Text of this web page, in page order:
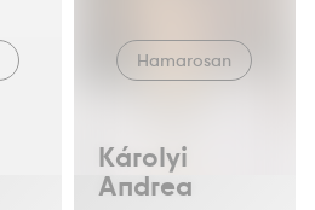
Károlyi
Andrea
Hamarosan